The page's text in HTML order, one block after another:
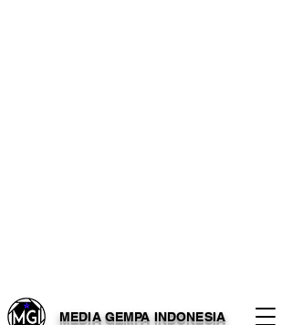
MEDIA GEMPA INDONESIA